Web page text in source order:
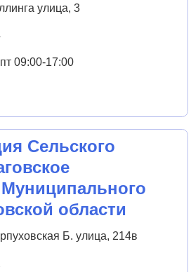
улица, 3
09:00-17:00
Сельского
области
Б. улица, 214в